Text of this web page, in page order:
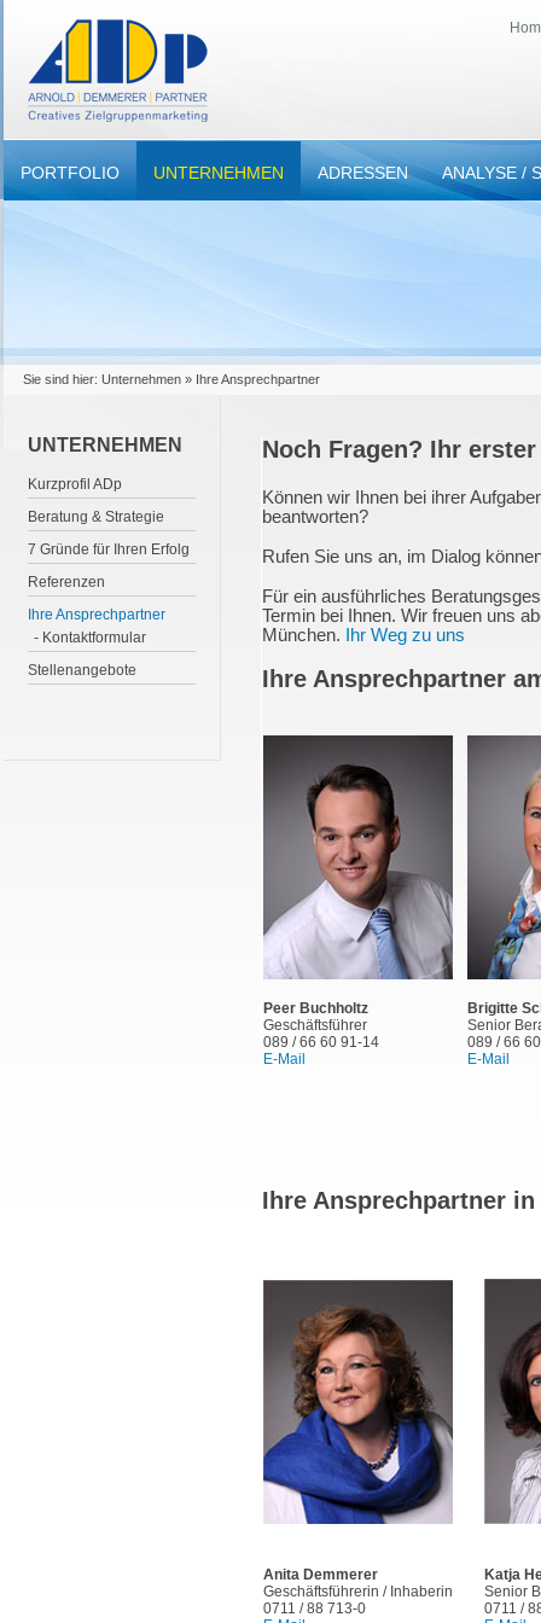
PORTFOLIO UNTERNEHMEN
UNTERNEHMEN ADRESSEN ANALYSE /
Sie sind hier: Unternehmen » Ihre Ansprechpartner
UNTERNEHMEN
Kurzprofil ADp
Beratung & Strategie
7 Gründe für Ihren Erfolg
Referenzen
Ihre Ansprechpartner
- Kontaktformular
Stellenangebote
Noch Fragen? Ihr
Können wir Ihnen bei ihrer
beantworten?
Rufen Sie uns an, im Dialog
Für ein ausführliches
Termin bei Ihnen. Wir freuen uns
München.
Ihr Weg zu uns
Ihre Ansprechpartner
Peer Buchholtz
Geschäftsführer
089 / 66 60 91-14
E-Mail
Brigitte
Senior
089 / 66
E-Mail
Ihre Ansprechpartner
Anita Demmerer
Geschäftsführerin / Inhaberin
0711 / 88 713-0
Katja
Senior
0711 /